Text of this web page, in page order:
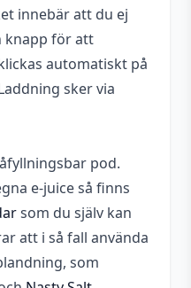
innebär att du ej
knapp för att
automatiskt på
sker via
pod.
e-juice så finns
som du själv kan
att i så fall använda
som
(Podsystem)
inställningar, För
Kompakt, Sluta-